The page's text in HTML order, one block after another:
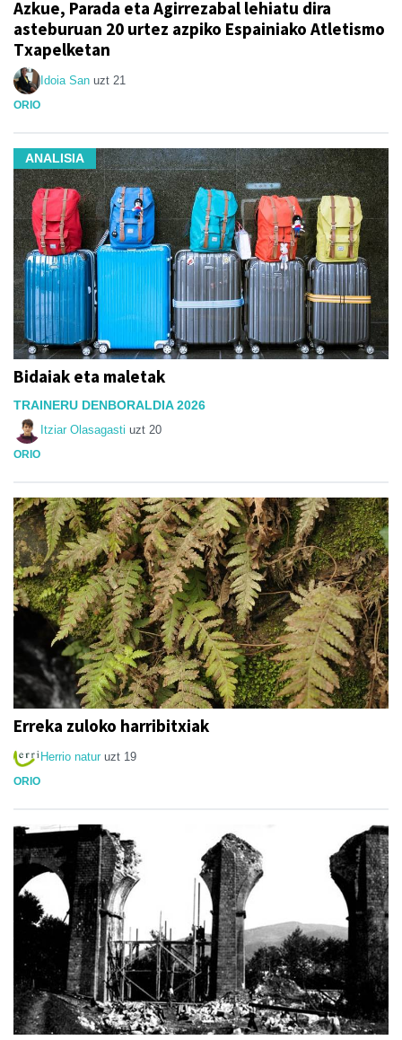
Azkue, Parada eta Agirrezabal lehiatu dira
asteburuan 20 urtez azpiko Espainiako Atletismo
Txapelketan
Idoia San uzt 21
ORIO
ANALISIA
Bidaiak eta maletak
TRAINERU DENBORALDIA 2026
Itziar Olasagasti uzt 20
ORIO
Erreka zuloko harribitxiak
Herrio natur uzt 19
ORIO